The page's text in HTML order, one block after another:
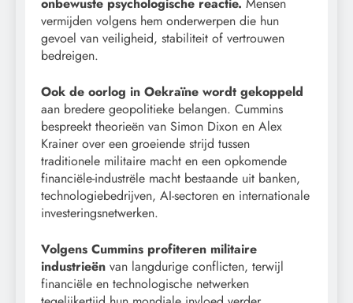
onbewuste psychologische reactie. Mensen
vermijden volgens hem onderwerpen die hun
gevoel van veiligheid, stabiliteit of vertrouwen
bedreigen.
Ook de oorlog in Oekraïne wordt gekoppeld
aan bredere geopolitieke belangen. Cummins
bespreekt theorieën van Simon Dixon en Alex
Krainer over een groeiende strijd tussen
traditionele militaire macht en een opkomende
financiële-industrële macht bestaande uit banken,
technologiebedrijven, AI-sectoren en internationale
investeringsnetwerken.
Volgens Cummins profiteren militaire
industrieën van langdurige conflicten, terwijl
financiële en technologische netwerken